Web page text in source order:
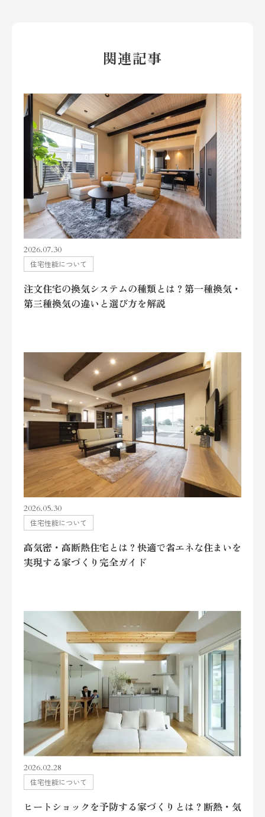
関連記事
2026.07.30
住宅性能について
注文住宅の換気システムの種類とは？第一種換気・
第三種換気の違いと選び方を解説
2026.05.30
住宅性能について
高気密・高断熱住宅とは？快適で省エネな住まいを
実現する家づくり完全ガイド
2026.02.28
住宅性能について
ヒートショックを予防する家づくりとは？断熱・気